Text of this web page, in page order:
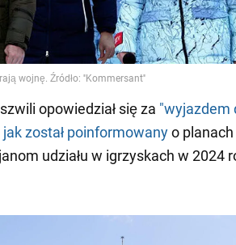
opowiedział się za "wyjazdem
został poinformowanyo
udziału w igrzyskach w 2024